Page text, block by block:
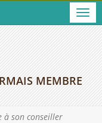
MEMBRE
à son conseiller